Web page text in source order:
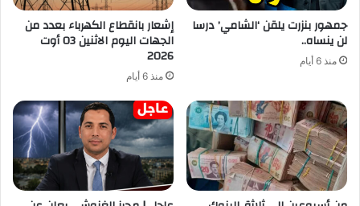
جمهور بنزرت يلقن ‘الشامي’ درسا
لن ينساه..
منذ 6 أيام
إشعار بانقطاع الكهرباء بعدد من
الجهات اليوم الاثنين 03 أوت
2026
منذ 6 أيام